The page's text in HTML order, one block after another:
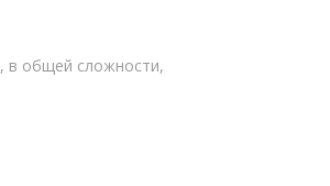
в общей сложности,